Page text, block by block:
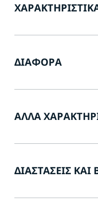
ΔΙΆΦΟΡΑ
ΆΛΛΑ
ΔΙΑΣΤΆΣΕΙΣ